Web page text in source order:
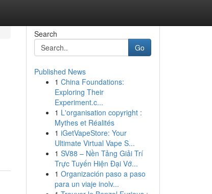
Search
Go
Published News
1 China Foundations:
Exploring Their
Experiment.c...
1 L'organisation copyright :
Mythes et Réalités
1 iGetVapeStore: Your
Ultimate Virtual Vape S...
1 SV88 – Nền Tảng Giải Trí
Trực Tuyến Hiện Đại Vớ...
1 Organización paso a paso
para un viaje inolv...